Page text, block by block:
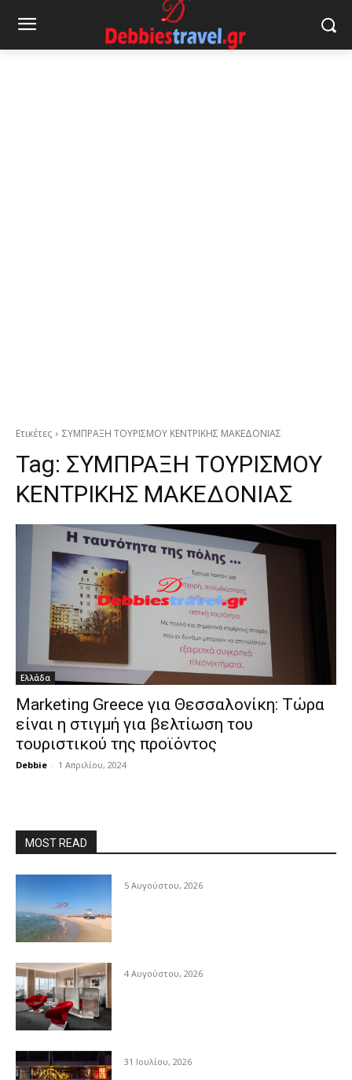
Ετικέτες ΣΥΜΠΡΑΞΗ ΤΟΥΡΙΣΜΟΥ ΚΕΝΤΡΙΚΗΣ ΜΑΚΕΔΟΝΙΑΣ
Tag: ΣΥΜΠΡΑΞΗ ΤΟΥΡΙΣΜΟΥ
ΚΕΝΤΡΙΚΗΣ ΜΑΚΕΔΟΝΙΑΣ
Ελλάδα
Marketing Greece για Θεσσαλονίκη: Τώρα
είναι η στιγμή για βελτίωση του
τουριστικού της προϊόντος
Debbie - 1 Απριλίου, 2024
MOST READ
5 Αυγούστου, 2026
4 Αυγούστου, 2026
31 Ιουλίου, 2026